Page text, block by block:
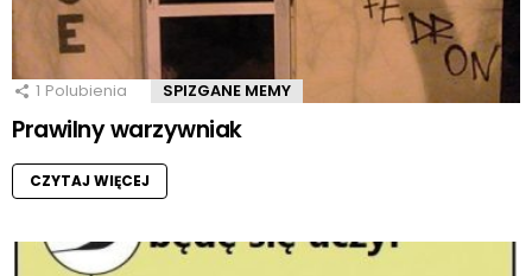
1 Polubienia SPIZGANE MEMY
Prawilny warzywniak
CZYTAJ WIĘCEJ